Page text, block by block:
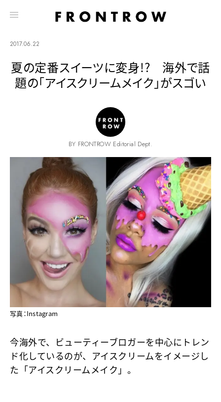
2017.06.22
夏の定番スイーツに変身!? 海外で話
題の「アイスクリームメイク」がスゴい
BY FRONTROW Editorial Dept.
写真：Instagram
今海外で、ビューティーブロガーを中心にトレン
ド化しているのが、アイスクリームをイメージし
た「アイスクリームメイク」。